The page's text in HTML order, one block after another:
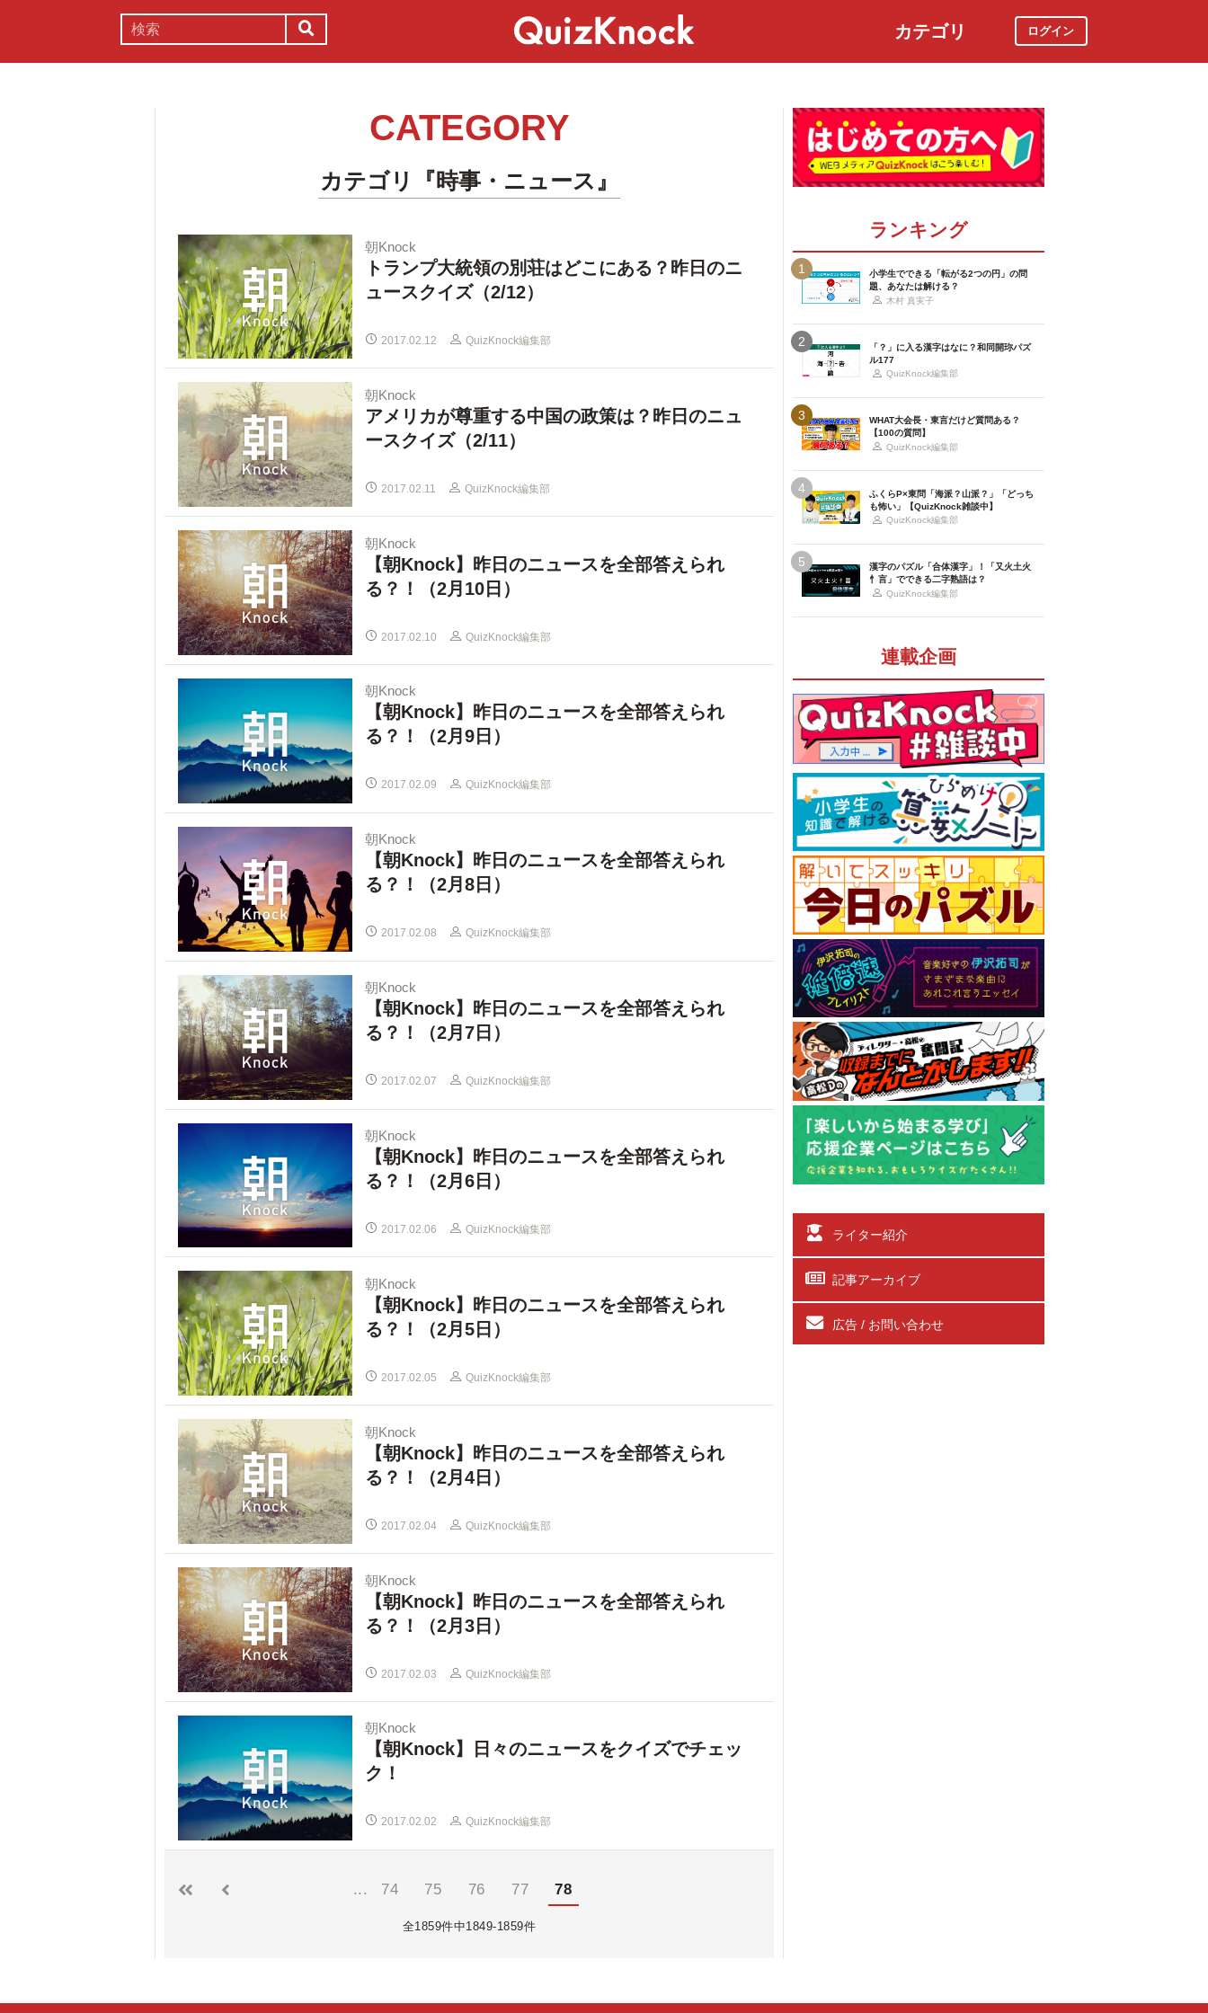
カテゴリ ログイン
CATEGORY
カテゴリ『時事・ニュース』
朝Knock
トランプ大統領の別荘はどこにある？昨日のニ
ュースクイズ（2/12）
2017.02.12 QuizKnock編集部
朝Knock
アメリカが尊重する中国の政策は？昨日のニュ
ースクイズ（2/11）
2017.02.11 QuizKnock編集部
朝Knock
【朝Knock】昨日のニュースを全部答えられ
る？！（2月10日）
2017.02.10 QuizKnock編集部
朝Knock
【朝Knock】昨日のニュースを全部答えられ
る？！（2月9日）
2017.02.09 QuizKnock編集部
朝Knock
【朝Knock】昨日のニュースを全部答えられ
る？！（2月8日）
2017.02.08 QuizKnock編集部
朝Knock
【朝Knock】昨日のニュースを全部答えられ
る？！（2月7日）
2017.02.07 QuizKnock編集部
朝Knock
【朝Knock】昨日のニュースを全部答えられ
る？！（2月6日）
2017.02.06 QuizKnock編集部
朝Knock
【朝Knock】昨日のニュースを全部答えられ
る？！（2月5日）
2017.02.05 QuizKnock編集部
朝Knock
【朝Knock】昨日のニュースを全部答えられ
る？！（2月4日）
2017.02.04 QuizKnock編集部
朝Knock
【朝Knock】昨日のニュースを全部答えられ
る？！（2月3日）
2017.02.03 QuizKnock編集部
朝Knock
【朝Knock】日々のニュースをクイズでチェッ
ク！
2017.02.02 QuizKnock編集部
... 74 75 76 77 78
全1859件中1849-1859件
ランキング
1
小学生でできる「転がる2つの円」の問
題、あなたは解ける？
木村 真実子
2
「？」に入る漢字はなに？和同開珎パズ
ル177
QuizKnock編集部
3
WHAT大会長・東言だけど質問ある？
【100の質問】
QuizKnock編集部
4
ふくらP×東問「海派？山派？」「どっち
も怖い」【QuizKnock雑談中】
QuizKnock編集部
5
漢字のパズル「合体漢字」！「又火土火
忄言」でできる二字熟語は？
QuizKnock編集部
連載企画
ライター紹介
記事アーカイブ
広告 / お問い合わせ